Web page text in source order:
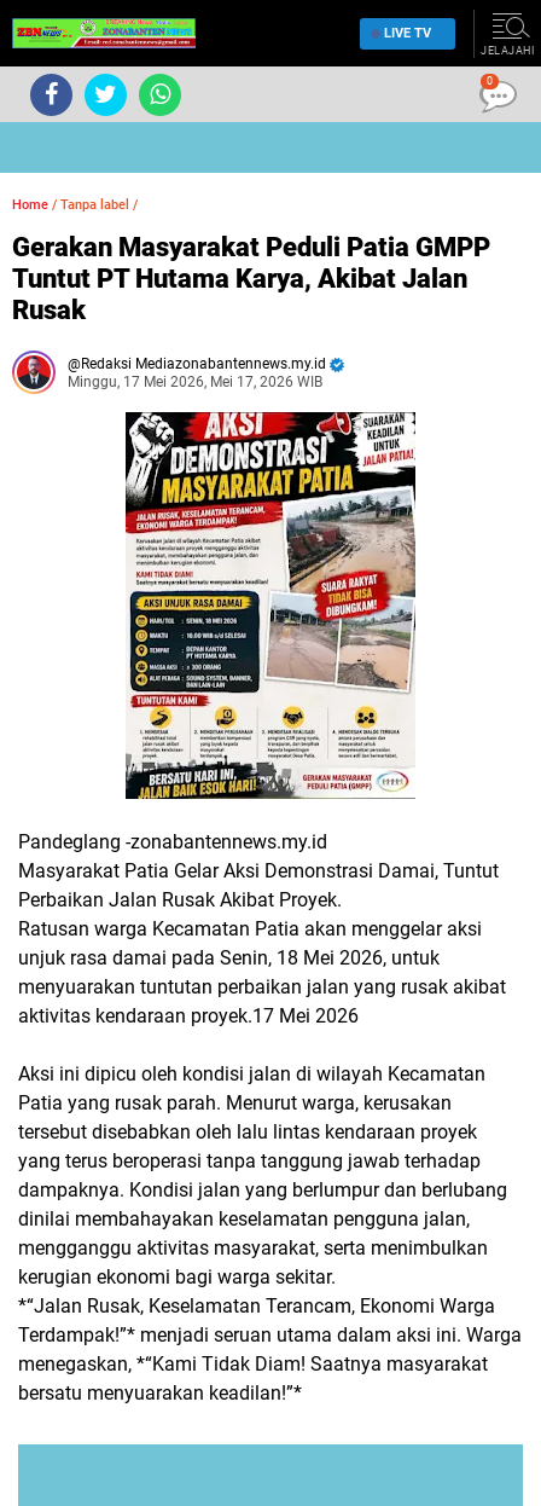
LIVE TV
JELAJAHI
Home / Tanpa label /
Gerakan Masyarakat Peduli Patia GMPP
Tuntut PT Hutama Karya, Akibat Jalan
Rusak
Redaksi Mediazonabantennews.my.id
Minggu, 17 Mei 2026, Mei 17, 2026 WIB
Pandeglang -zonabantennews.my.id
Masyarakat Patia Gelar Aksi Demonstrasi Damai, Tuntut
Perbaikan Jalan Rusak Akibat Proyek.
Ratusan warga Kecamatan Patia akan menggelar aksi
unjuk rasa damai pada Senin, 18 Mei 2026, untuk
menyuarakan tuntutan perbaikan jalan yang rusak akibat
aktivitas kendaraan proyek.17 Mei 2026
Aksi ini dipicu oleh kondisi jalan di wilayah Kecamatan
Patia yang rusak parah. Menurut warga, kerusakan
tersebut disebabkan oleh lalu lintas kendaraan proyek
yang terus beroperasi tanpa tanggung jawab terhadap
dampaknya. Kondisi jalan yang berlumpur dan berlubang
dinilai membahayakan keselamatan pengguna jalan,
mengganggu aktivitas masyarakat, serta menimbulkan
kerugian ekonomi bagi warga sekitar.
*“Jalan Rusak, Keselamatan Terancam, Ekonomi Warga
Terdampak!”* menjadi seruan utama dalam aksi ini. Warga
menegaskan, *“Kami Tidak Diam! Saatnya masyarakat
bersatu menyuarakan keadilan!”*
0